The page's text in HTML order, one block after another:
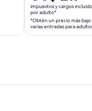
precio
es
de
US$ 217.
precio
impuestos y cargos
por adulto*
*Obtén un precio más bajo
varias entradas para